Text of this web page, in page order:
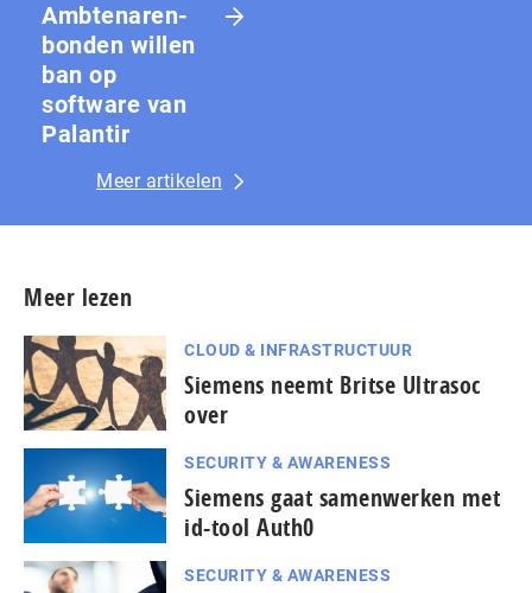
Amb­te­na­ren­
bon­den willen
ban op
software van
Palantir
Meer artikelen
Meer lezen
CLOUD & INFRASTRUCTUUR
Siemens neemt Britse Ultrasoc
over
SECURITY & AWARENESS
Siemens gaat samenwerken met
id-tool Auth0
SECURITY & AWARENESS